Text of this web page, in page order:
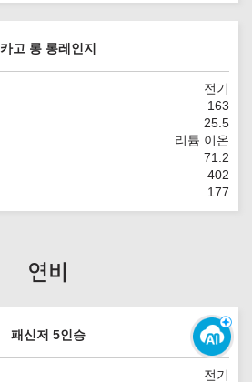
카고 롱 롱레인지
전기
163
25.5
리튬 이온
71.2
402
177
연비
패신저 5인승
전기